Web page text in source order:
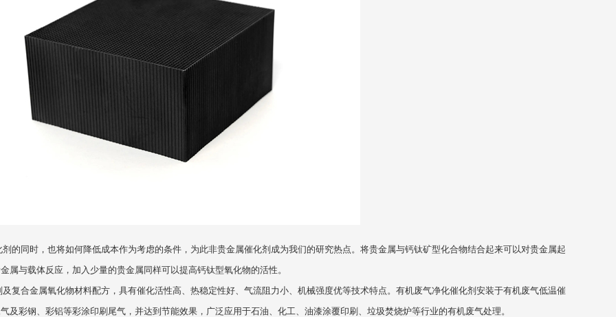
同时，也将如何降低成本作为考虑的条件，为此非贵金属催化剂成为我们的研究热点。将贵金属与钙钛矿型化合物结合起来可以对贵金属起
与载体反应，加入少量的贵金属同样可以提高钙钛型氧化物的活性。
合金属氧化物材料配方，具有催化活性高、热稳定性好、气流阻力小、机械强度优等技术特点。有机废气净化催化剂安装于有机废气低温催
彩钢、彩铝等彩涂印刷尾气，并达到节能效果，广泛应用于石油、化工、油漆涂覆印刷、垃圾焚烧炉等行业的有机废气处理。